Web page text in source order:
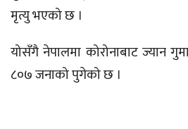
मृत्यु भएको छ ।
योसँगै नेपालमा कोरोनाबाट ज्यान
८०७ जनाको पुगेको छ ।